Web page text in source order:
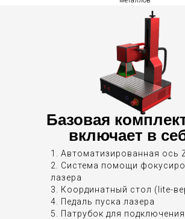
1. Автоматизированная ось
2. Система помощи
лазера
3. Координатный стол (lite-
4. Педаль пуска лазера
5. Патрубок для подключения
Базовая
включает в